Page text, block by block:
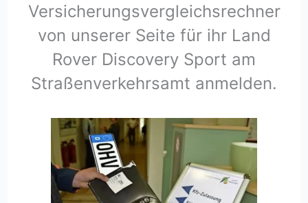
Versicherungsvergleichsrechner
von unserer Seite für ihr Land
Rover Discovery Sport am
Straßenverkehrsamt anmelden.